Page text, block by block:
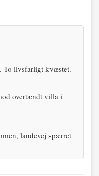
To livsfarligt kvæstet.
overtændt villa i
landevej spærret